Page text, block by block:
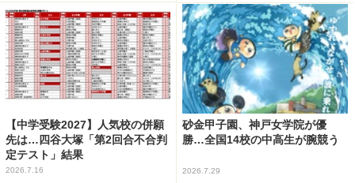
【中学受験2027】人気校の併願
先は…四谷大塚「第2回合不合判
定テスト」結果
2026.7.16
砂金甲子園、神戸女学院が優
勝…全国14校の中高生が腕競う
2026.7.29